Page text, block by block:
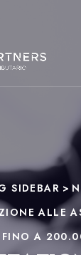
SIDEBAR >
ALLE
FINO A